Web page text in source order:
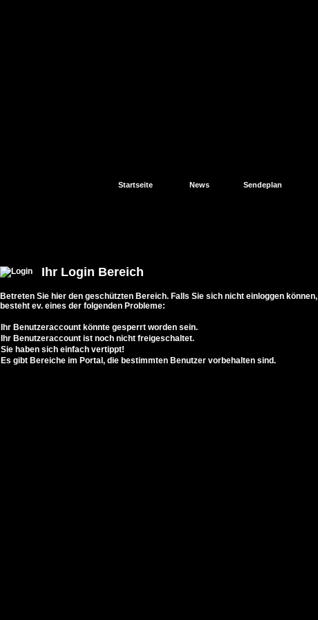
Startseite News Sendeplan
Ihr Login Bereich
Betreten Sie hier den geschützten Bereich. Falls Sie sich nicht einloggen können,
besteht ev. eines der folgenden Probleme:
Ihr Benutzeraccount könnte gesperrt worden sein.
Ihr Benutzeraccount ist noch nicht freigeschaltet.
Sie haben sich einfach vertippt!
Es gibt Bereiche im Portal, die bestimmten Benutzer vorbehalten sind.